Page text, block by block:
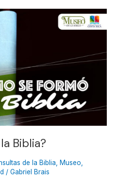
Biblia?
de la Biblia, Museo,
/Gabriel Brais